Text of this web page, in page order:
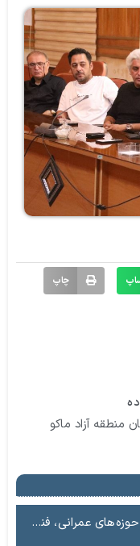
چاپ
منطقه آزاد ماکو
لجستیک ۱۸ منطقه آزاد در سال ۱۴۰۵ برگزار شد